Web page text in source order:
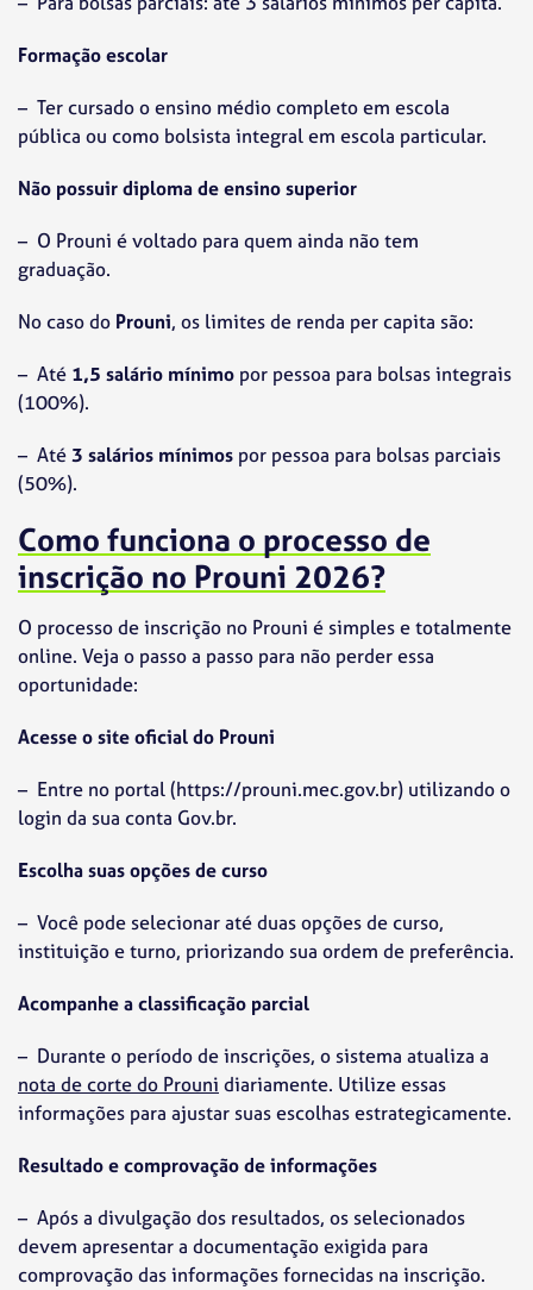
Formação escolar
– Ter cursado o ensino médio completo em escola
pública ou como bolsista integral em escola particular.
Não possuir diploma de ensino superior
– O Prouni é voltado para quem ainda não tem
graduação.
No caso do Prouni, os limites de renda per capita são:
– Até 1,5 salário mínimo por pessoa para bolsas integrais
(100%).
– Até3 salários mínimos por pessoa para bolsas parciais
(50%).
Como funciona o processo de
inscrição no Prouni 2026?
O processo de inscrição no Prouni é simples e totalmente
online. Veja o passo a passo para não perder essa
oportunidade:
Acesse o site oficial do Prouni
– Entre no portal (https://prouni.mec.gov.br) utilizando o
login da sua conta Gov.br.
Escolha suas opções de curso
– Você pode selecionar até duas opções de curso,
instituição e turno, priorizando sua ordem de preferência.
Acompanhe a classificação parcial
– Durante o período de inscrições, o sistema atualiza a
nota de corte do Prouni diariamente. Utilize essas
informações para ajustar suas escolhas estrategicamente.
Resultado e comprovação de informações
– Após a divulgação dos resultados, os selecionados
devem apresentar a documentação exigida para
comprovação das informações fornecidas na inscrição.